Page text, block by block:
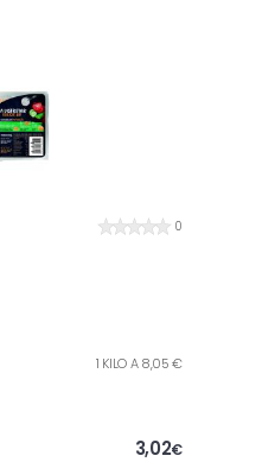
0
1 KILO A 8,05 €
3,02€